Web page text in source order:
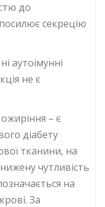
до
секрецію
аутоімунні
не є
– є
діабету
тканини, на
чутливість
на
За